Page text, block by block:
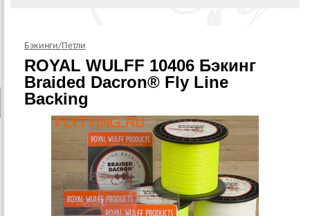
Бэкинги/Петли
ROYAL WULFF 10406 Бэкинг
Braided Dacron® Fly Line
Backing